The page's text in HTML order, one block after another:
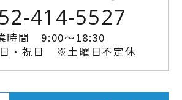
STYLE e-BIKE
414-5527
時間 9:00～18:30
・祝日 ※土曜日不定休